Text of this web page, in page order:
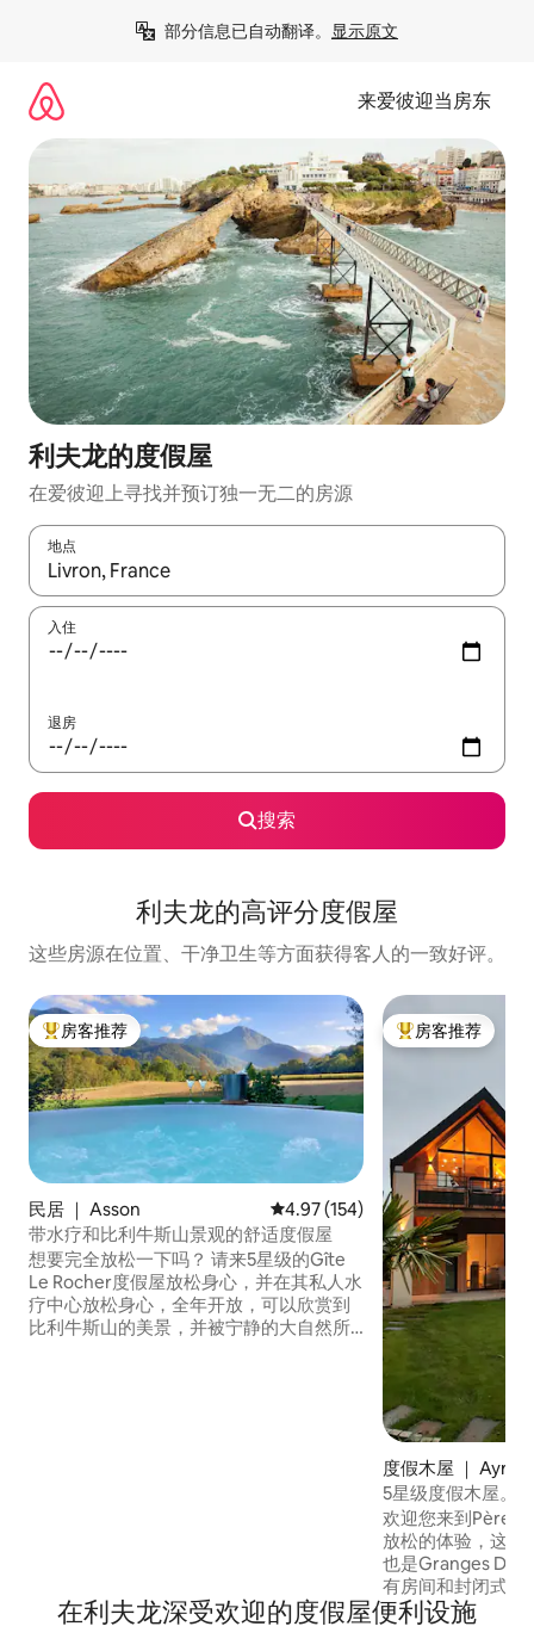
部分信息已自动翻译。 显示原文
来爱彼迎当房东
利夫龙的度假屋
在爱彼迎上寻找并预订独一无二的房源
地点
如有搜索结果，请使用上下方向键查看，或通过点击或滑动手势
入住
退房
搜索
利夫龙的高评分度假屋
这些房源在位置、干净卫生等方面获得客人的一致好评。
热门「房客推荐」
房客推荐
民居 ｜ Asson 平均评分 4.97 分（满分 5 分），
4.97 (154)
带水疗和比利牛斯山景观的舒适度假屋
想要完全放松一下吗？ 请来5星级的Gîte
Le Rocher度假屋放松身心，并在其私人水
疗中心放松身心，全年开放，可以欣赏到
比利牛斯山的美景，并被宁静的大自然所
热门「房客推荐」
房客推荐
度假木屋 ｜
5星级度假木屋。
终端
欢迎您来到Père
放松的体验，这是
也是Granges
有房间和封闭式花
都可以欣赏到绝对
板的安全棚。所有
在利夫龙深受欢迎的度假屋便利设施